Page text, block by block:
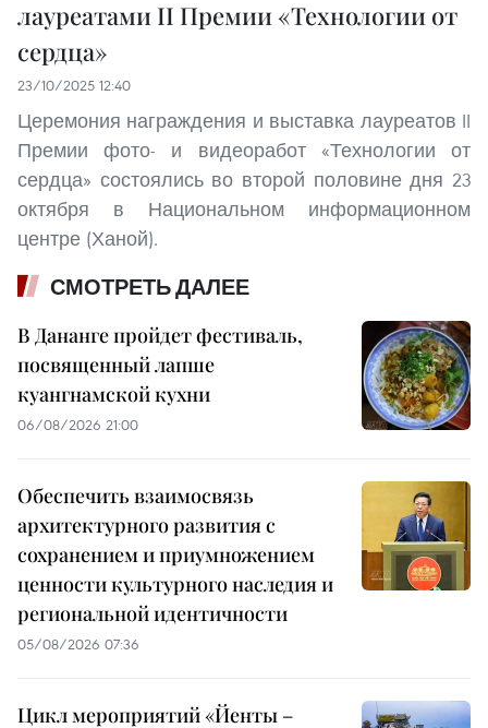
лауреатами II Премии «Технологии от
сердца»
23/10/2025 12:40
Церемония награждения и выставка лауреатов II
Премии фото- и видеоработ «Технологии от
сердца» состоялись во второй половине дня 23
октября в Национальном информационном
центре (Ханой).
СМОТРЕТЬ ДАЛЕЕ
В Дананге пройдет фестиваль,
посвященный лапше
куангнамской кухни
06/08/2026 21:00
Обеспечить взаимосвязь
архитектурного развития с
сохранением и приумножением
ценности культурного наследия и
региональной идентичности
05/08/2026 07:36
Цикл мероприятий «Йенты –